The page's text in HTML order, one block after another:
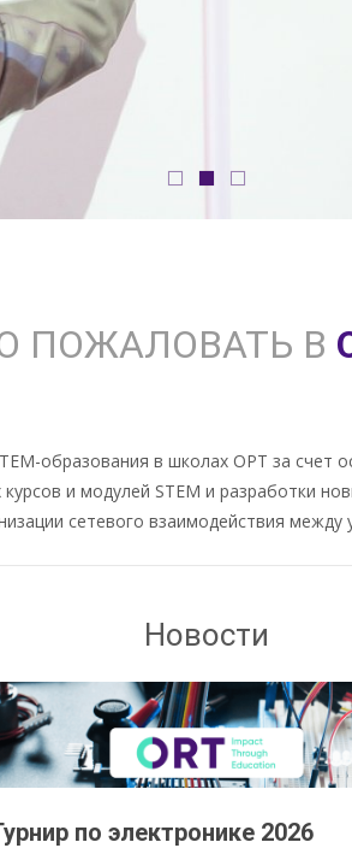
ПОЖАЛОВАТЬ В
образования в школах ОРТ за
и модулей STEM и разработки
сетевого взаимодействия
Новости
по электронике 2026